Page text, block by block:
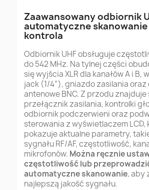
Zaawansowany odbiornik
automatyczne skanowanie
kontrola
Odbiornik UHF obsługuje
do 542 MHz. Na tylnej części
się wyjścia XLR dla kanałów A i B,
jack (1/4”), gniazdo zasilania
antenowe BNC. Z przodu znajduje
przełącznik zasilania, kontrolki
odbiornik podczerwieni oraz
sterowania z wyświetlaczem LCD,
pokazuje aktualne parametry,
sygnału RF/AF, częstotliwość,
mikrofonów. Można ręcznie
częstotliwość lub
automatyczne skanowanie, aby
najlepszą jakość sygnału.